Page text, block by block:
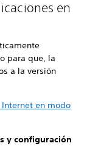
en
para que, la
a la versión
en modo
y configuración